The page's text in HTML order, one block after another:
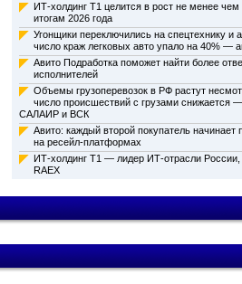
ИТ-холдинг Т1 целится в рост не менее чем
итогам 2026 года
Угонщики переключились на спецтехнику и
число краж легковых авто упало на 40% —
Авито Подработка поможет найти более
исполнителей
Объемы грузоперевозок в РФ растут
число происшествий с грузами снижается
САЛАИР и ВСК
Авито: каждый второй покупатель начинает
на ресейл-платформах
ИТ-холдинг Т1 — лидер ИТ-отрасли России,
RAEX